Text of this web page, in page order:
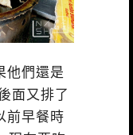
他們還是
面又排了
前早餐時